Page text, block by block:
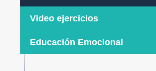
Video ejercicios
Educación Emocional